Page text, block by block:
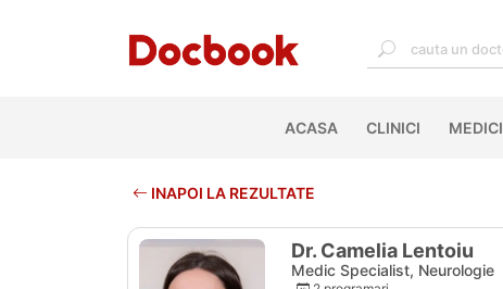
ACASA(CURRENT)
CLINICI MEDICI
INAPOI LA REZULTATE
Dr. Camelia Lentoiu
Medic Specialist, Neurologie